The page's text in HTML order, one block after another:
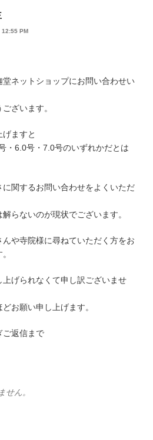
12:55 PM
堂ネットショップにお問い合わせい
ざいます。
ますと
・6.0号・7.0号のいずれかだとは
に関するお問い合わせをよくいただ
らないのが現状でございます。
んや寺院様に尋ねていただく方をお
上げられなくて申し訳ございませ
お願い申し上げます。
ご返信まで
せん。